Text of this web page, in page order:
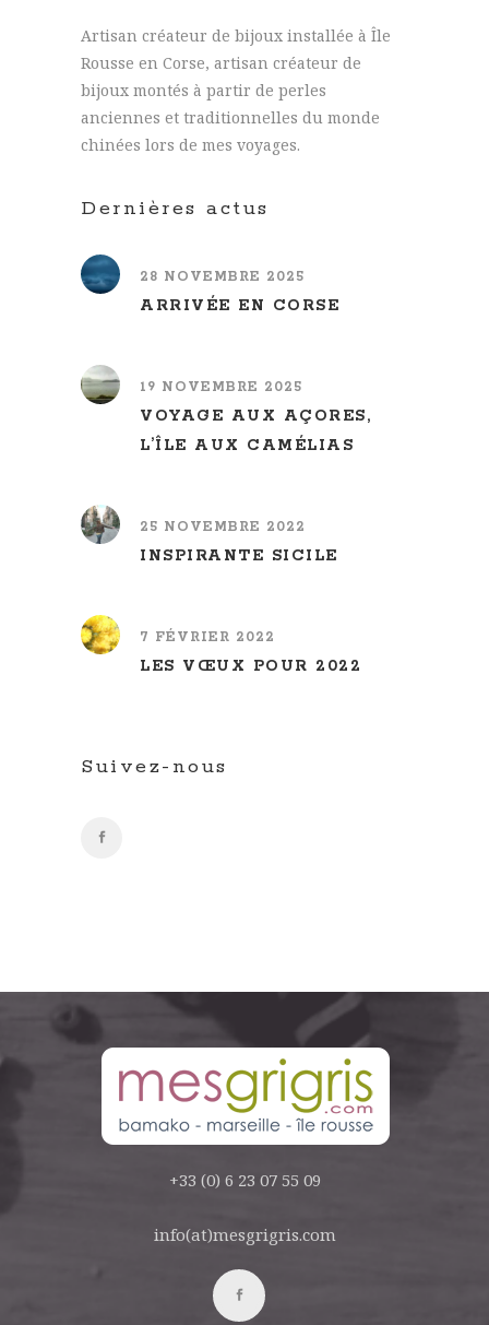
Artisan créateur de bijoux installée à Île
Rousse en Corse, artisan créateur de
bijoux montés à partir de perles
anciennes et traditionnelles du monde
chinées lors de mes voyages.
Dernières actus
28 NOVEMBRE 2025
ARRIVÉE EN CORSE
19 NOVEMBRE 2025
VOYAGE AUX AÇORES,
L’ÎLE AUX CAMÉLIAS
25 NOVEMBRE 2022
INSPIRANTE SICILE
7 FÉVRIER 2022
LES VŒUX POUR 2022
Suivez-nous
+33 (0) 6 23 07 55 09
info(at)mesgrigris.com